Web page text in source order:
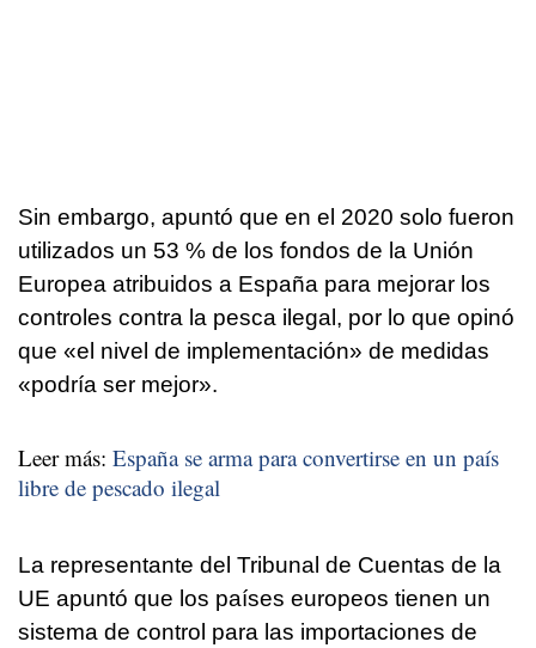
Sin embargo, apuntó que en el 2020 solo fueron
utilizados un 53 % de los fondos de la Unión
Europea atribuidos a España para mejorar los
controles contra la pesca ilegal, por lo que opinó
que «el nivel de implementación» de medidas
«podría ser mejor».
Leer más: España se arma para convertirse en un país
libre de pescado ilegal
La representante del Tribunal de Cuentas de la
UE apuntó que los países europeos tienen un
sistema de control para las importaciones de